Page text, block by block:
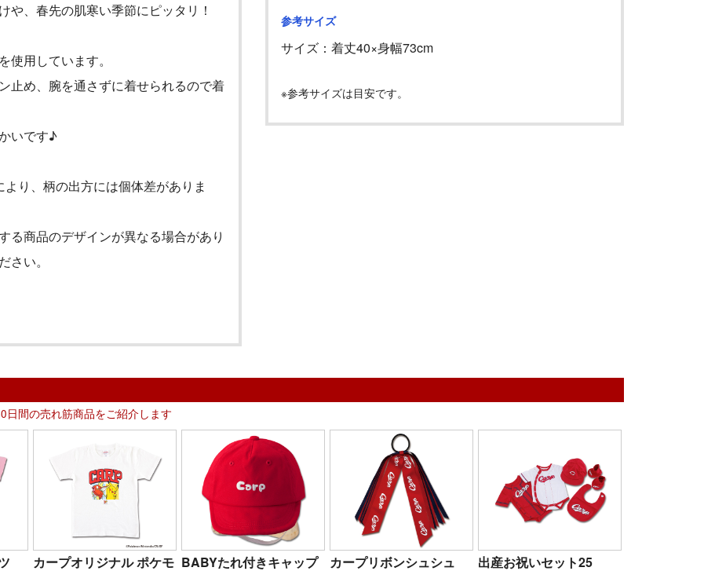
や、春先の肌寒い季節にピッタリ！
使用しています。
止め、腕を通さずに着せられるので着
いです♪
り、柄の出方には個体差がありま
る商品のデザインが異なる場合があり
さい。
参考サイズ
サイズ：着丈40×身幅73cm
※参考サイズは目安です。
日間の売れ筋商品をご紹介します
カープオリジナル ポケモ BABYたれ付きキャップ カープリボンシュシュ 出産お祝いセット25